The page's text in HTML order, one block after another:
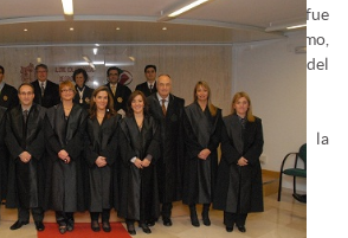
Ejercientes e Imposición de Togas, que fue
de la Sala Cuarta del Tribunal Supremo,
Virolès Piñol, junto con el Presidente del
Blasco Martorell.
ejercientes fueron apadrinados por la
Serra.